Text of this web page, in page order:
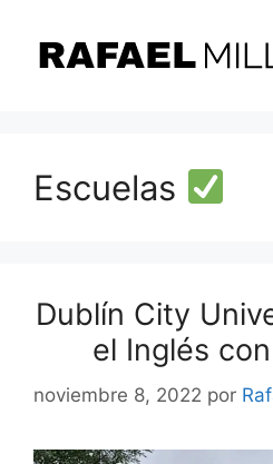
contenido
Escuelas
Dublín City
el Inglés
noviembre 8, 2022 por